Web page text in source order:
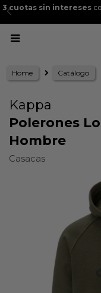
3 cuotas sin intereses

Home Catálogo
Kappa
Polerones
Hombre
Casacas